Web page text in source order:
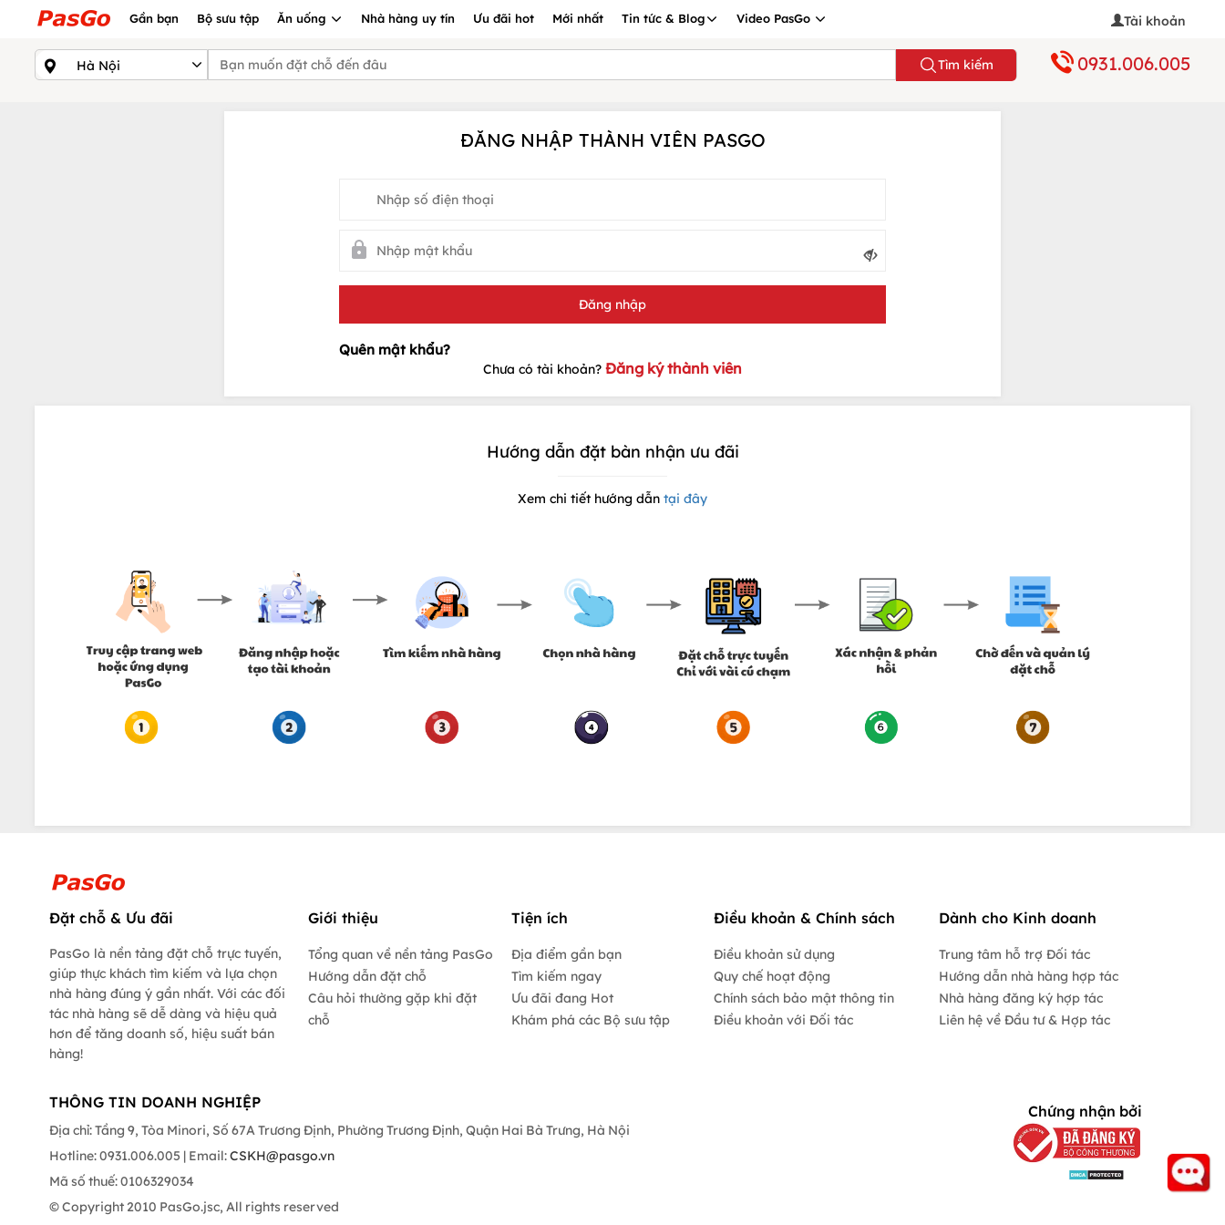
Gần bạn Bộ sưu tập Ăn uống Nhà hàng uy tín Ưu đãi hot Mới nhất Tin tức & Blog Video PasGo Tài khoản
Tìm kiếm 0931.006.005
ĐĂNG NHẬP THÀNH VIÊN PASGO
Chưa có tài khoản? Đăng ký thành viên
Hướng dẫn đặt bàn nhận ưu đãi
Xem chi tiết hướng dẫn tại đây
Đặt chỗ & Ưu đãi
PasGo là nền tảng đặt chỗ trực tuyến,
giúp thực khách tìm kiếm và lựa chọn
nhà hàng đúng ý gần nhất. Với các đối
tác nhà hàng sẽ dễ dàng và hiệu quả
hơn để tăng doanh số, hiệu suất bán
hàng!
Giới thiệu
Tổng quan về nền tảng PasGo
Hướng dẫn đặt chỗ
Câu hỏi thường gặp khi đặt
chỗ
Tiện ích
Địa điểm gần bạn
Tìm kiếm ngay
Ưu đãi đang Hot
Khám phá các Bộ sưu tập
Điều khoản & Chính sách
Điều khoản sử dụng
Quy chế hoạt động
Chính sách bảo mật thông tin
Điều khoản với Đối tác
Dành cho Kinh doanh
Trung tâm hỗ trợ Đối tác
Hướng dẫn nhà hàng hợp tác
Nhà hàng đăng ký hợp tác
Liên hệ về Đầu tư & Hợp tác
THÔNG TIN DOANH NGHIỆP
Địa chỉ: Tầng 9, Tòa Minori, Số 67A Trương Định, Phường Trương Định, Quận Hai Bà Trưng, Hà Nội
Hotline: 0931.006.005 | Email:CSKH@pasgo.vn
Mã số thuế: 0106329034
© Copyright 2010 PasGo.jsc, All rights reserved
Chứng nhận bởi